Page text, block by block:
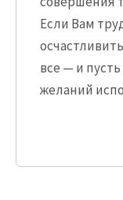
Если Вам
все — и
желаний